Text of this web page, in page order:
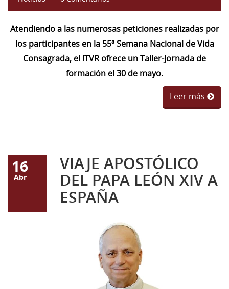
Atendiendo a las numerosas peticiones realizadas por
los participantes en la 55ª Semana Nacional de Vida
Consagrada, el ITVR ofrece un Taller-Jornada de
formación el 30 de mayo.
Leer más
16
Abr
VIAJE APOSTÓLICO
DEL PAPA LEÓN XIV A
ESPAÑA
Captura.JPG